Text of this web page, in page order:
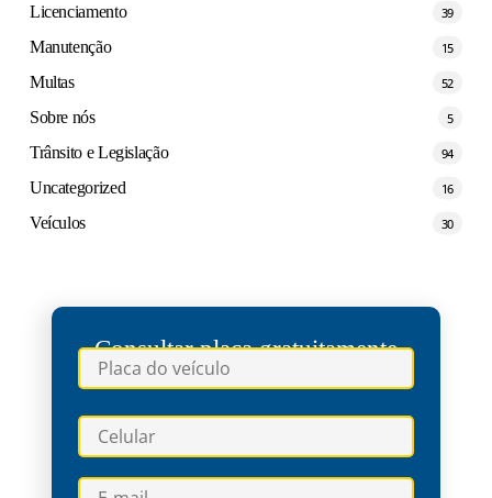
Licenciamento 39
Manutenção 15
Multas 52
Sobre nós 5
Trânsito e Legislação 94
Uncategorized 16
Veículos 30
Consultar placa gratuitamente